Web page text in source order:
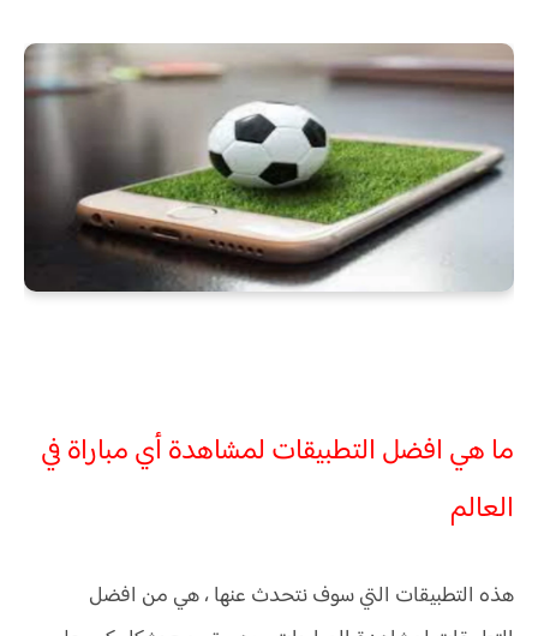
ما هي افضل التطبيقات لمشاهدة أي مباراة في
العالم
هذه التطبيقات التي سوف نتحدث عنها ، هي من افضل